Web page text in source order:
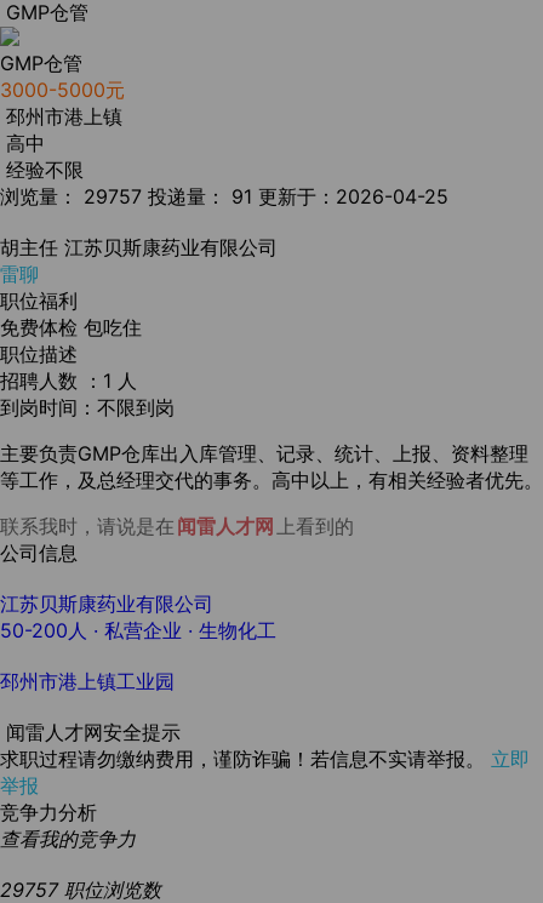
GMP仓管
GMP仓管
3000-5000元
邳州市港上镇
高中
经验不限
浏览量： 29757 投递量： 91 更新于：2026-04-25
胡主任 江苏贝斯康药业有限公司
雷聊
职位福利
免费体检 包吃住
职位描述
招聘人数 ：1 人
到岗时间：不限到岗
主要负责GMP仓库出入库管理、记录、统计、上报、资料整理
等工作，及总经理交代的事务。高中以上，有相关经验者优先。
联系我时，请说是在 闻雷人才网 上看到的
公司信息
江苏贝斯康药业有限公司
50-200人 · 私营企业 · 生物化工
邳州市港上镇工业园
闻雷人才网安全提示
求职过程请勿缴纳费用，谨防诈骗！若信息不实请举报。 立即
举报
竞争力分析
查看我的竞争力
29757 职位浏览数